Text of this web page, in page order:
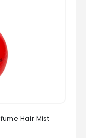
Hair Mist